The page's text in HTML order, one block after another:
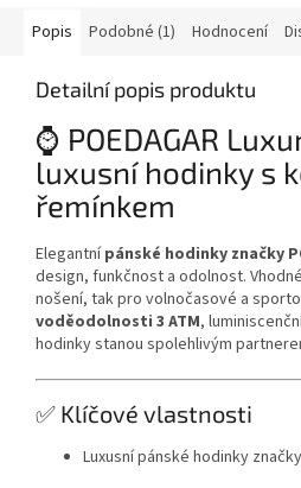
Popis Podobné (1) Hodnocení
Detailní popis produktu
⌚ POEDAGAR
luxusní hodinky s
řemínkem
Elegantnípánské hodinky značky
design, funkčnost a odolnost.
nošení, tak pro volnočasové a
voděodolnosti 3 ATM,
hodinky stanou spolehlivým
✅ Klíčové vlastnosti
Luxusní pánské hodinky značky